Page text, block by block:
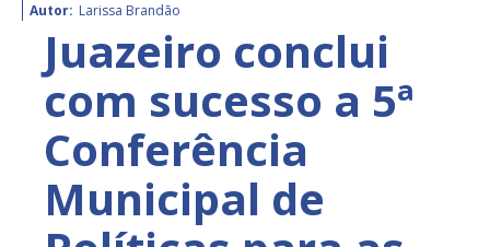
Autor: Larissa Brandão
Juazeiro conclui
com sucesso a 5ª
Conferência
Municipal de